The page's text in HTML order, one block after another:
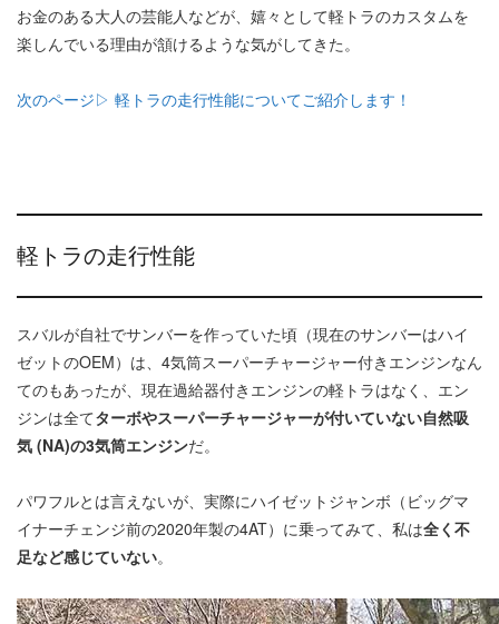
お金のある大人の芸能人などが、嬉々として軽トラのカスタムを
楽しんでいる理由が頷けるような気がしてきた。
次のページ▷ 軽トラの走行性能についてご紹介します！
軽トラの走行性能
スバルが自社でサンバーを作っていた頃（現在のサンバーはハイ
ゼットのOEM）は、4気筒スーパーチャージャー付きエンジンなん
てのもあったが、現在過給器付きエンジンの軽トラはなく、エン
ジンは全てターボやスーパーチャージャーが付いていない自然吸
気 (NA)の3気筒エンジンだ。
パワフルとは言えないが、実際にハイゼットジャンボ（ビッグマ
イナーチェンジ前の2020年製の4AT）に乗ってみて、私は全く不
足など感じていない。